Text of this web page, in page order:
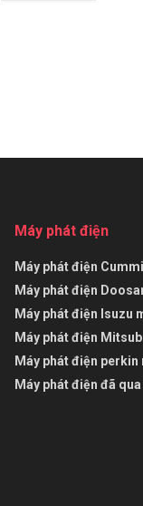
Máy phát điện
Máy phát điện
Máy phát điện
Máy phát điện Isuzu
Máy phát điện
Máy phát điện perkin
Máy phát điện đã